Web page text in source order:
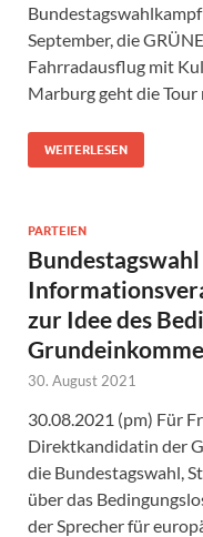
September, die
Fahrradausflug mit
Marburg geht die Tour
WEITERLESEN
PARTEIEN
zur Idee des
30. August 2021
30.08.2021 (pm) Für
Direktkandidatin der
die Bundestagswahl,
über das
der Sprecher für